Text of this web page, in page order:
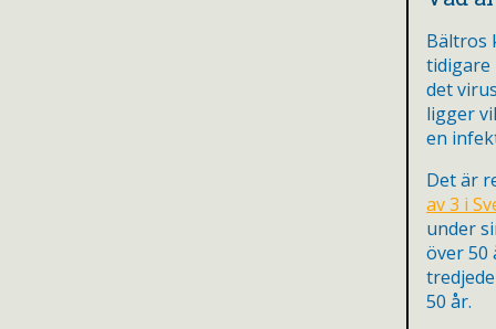
Bältros
det
ligger
en
Det är
av 3 i
under
över 50
50 år.